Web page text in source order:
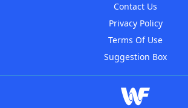
Contact Us
Privacy Policy
Terms Of Use
Suggestion Box